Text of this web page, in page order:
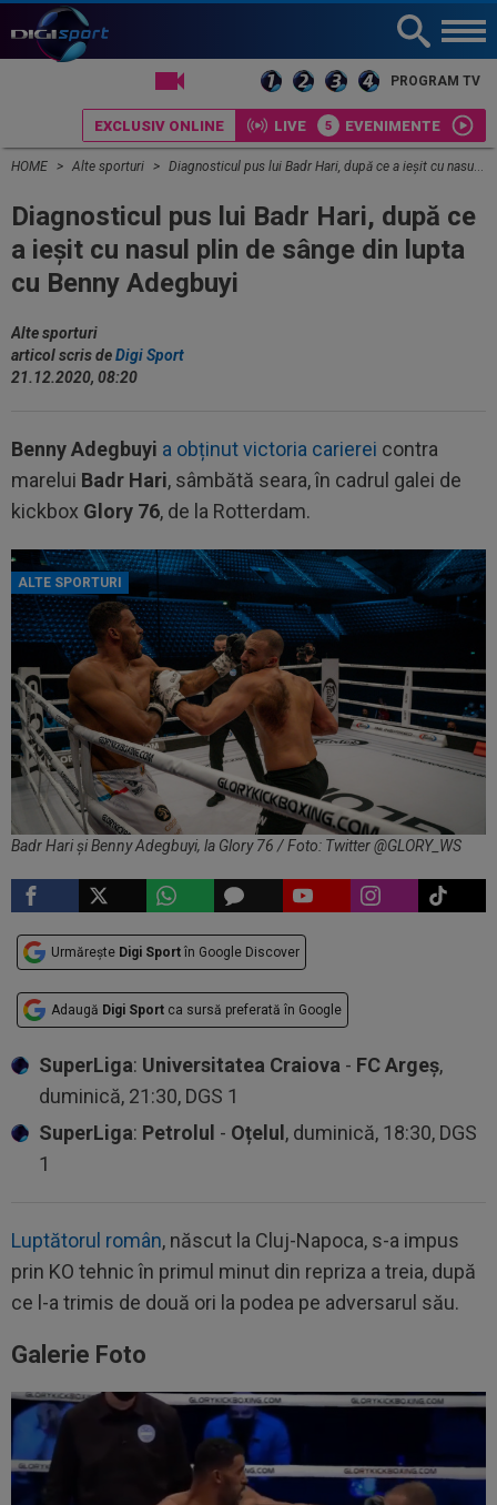
PROGRAM TV
EXCLUSIV ONLINE LIVE EVENIMENTE
HOME Alte sporturi Diagnosticul pus lui Badr Hari, după ce a ieșit cu nasul plin de sânge din lupta cu Benny Adegbuyi
Diagnosticul pus lui Badr Hari, după ce
a ieșit cu nasul plin de sânge din lupta
cu Benny Adegbuyi
Alte sporturi
articol scris deDigi Sport
21.12.2020, 08:20
Benny Adegbuyi a obținut victoria carierei contra
marelui Badr Hari, sâmbătă seara, în cadrul galei de
kickbox Glory 76, de la Rotterdam.
ALTE SPORTURI
Badr Hari și Benny Adegbuyi, la Glory 76 / Foto: Twitter @GLORY_WS
Urmărește Digi Sport în Google Discover
Adaugă Digi Sport ca sursă preferată în Google
SuperLiga: Universitatea Craiova - FC Argeș,
duminică, 21:30, DGS 1
SuperLiga: Petrolul - Oțelul, duminică, 18:30, DGS
1
Luptătorul român, născut la Cluj-Napoca, s-a impus
prin KO tehnic în primul minut din repriza a treia, după
ce l-a trimis de două ori la podea pe adversarul său.
Galerie Foto